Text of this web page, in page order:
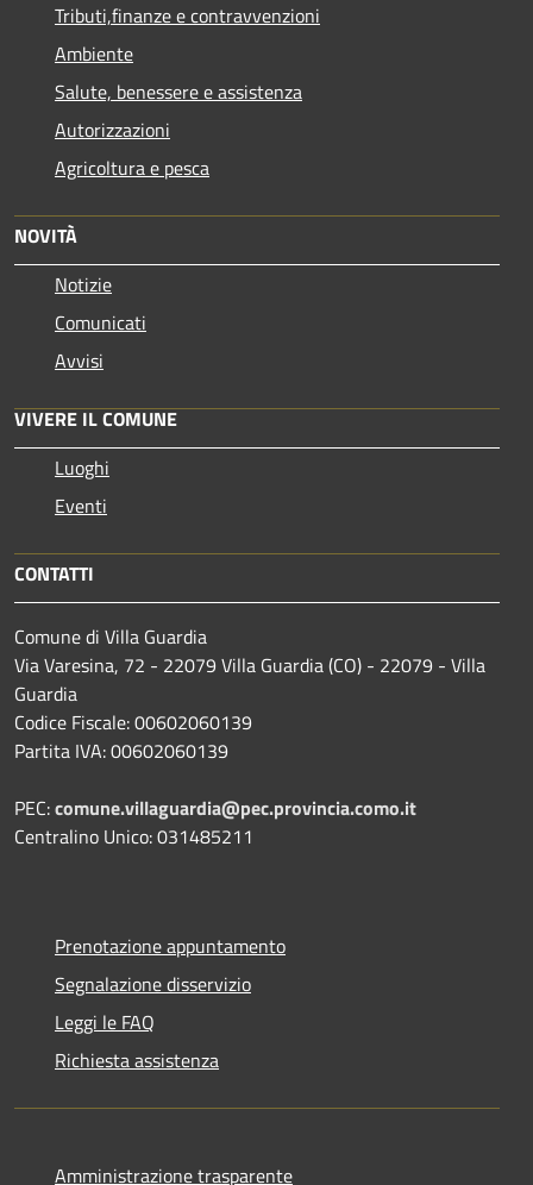
Tributi,finanze e contravvenzioni
Ambiente
Salute, benessere e assistenza
Autorizzazioni
Agricoltura e pesca
NOVITÀ
Notizie
Comunicati
Avvisi
VIVERE IL COMUNE
Luoghi
Eventi
CONTATTI
Comune di Villa Guardia
Via Varesina, 72 - 22079 Villa Guardia (CO) - 22079 - Villa
Guardia
Codice Fiscale: 00602060139
Partita IVA: 00602060139
PEC:comune.villaguardia@pec.provincia.como.it
Centralino Unico: 031485211
Prenotazione appuntamento
Segnalazione disservizio
Leggi le FAQ
Richiesta assistenza
Amministrazione trasparente